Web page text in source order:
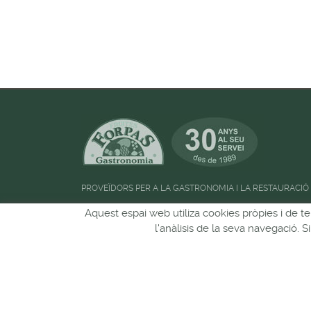
PROVEÏDORS PER A LA GASTRONOMIA I LA RESTAURACIÓ
Horari d'atenció al públic:de 09:00h a
Aquest espai web utiliza cookies pròpies i de
l'anàlisis de la seva navegació.